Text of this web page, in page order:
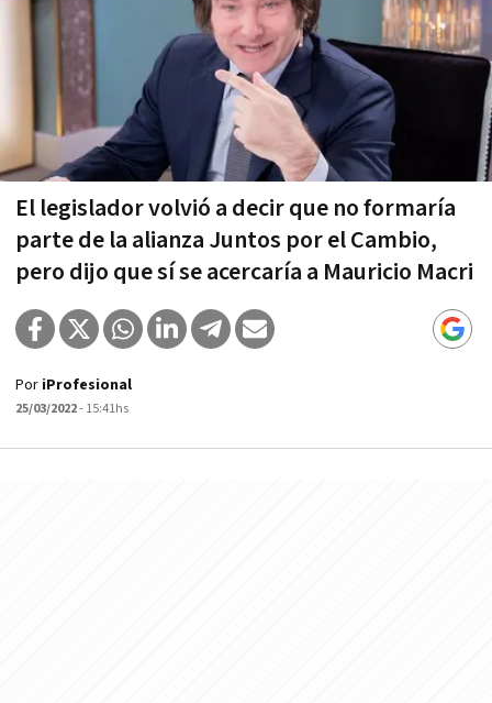
El legislador volvió a decir que no formaría
parte de la alianza Juntos por el Cambio,
pero dijo que sí se acercaría a Mauricio Macri
Por iProfesional
25/03/2022- 15:41hs